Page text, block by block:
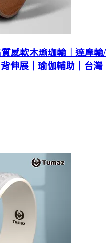
感軟木瑜珈輪｜達摩輪/
伸展｜瑜伽輔助｜台灣